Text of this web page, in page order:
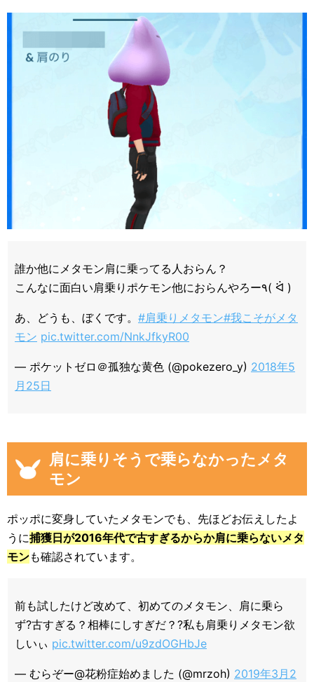
誰か他にメタモン肩に乗ってる人おらん？
こんなに面白い肩乗りポケモン他におらんやろー٩( ᐛ )
あ、どうも、ぼくです。 #肩乗りメタモン#我こそがメタ
モン pic.twitter.com/NnkJfkyR00
— ポケットゼロ＠孤独な黄色 (@pokezero_y) 2018年5
月25日
肩に乗りそうで乗らなかったメタ
モン
ポッポに変身していたメタモンでも、先ほどお伝えしたよ
うに捕獲日が2016年代で古すぎるからか肩に乗らないメタ
モンも確認されています。
前も試したけど改めて、初めてのメタモン、肩に乗ら
ず?古すぎる？相棒にしすぎだ？?私も肩乗りメタモン欲
しいぃ pic.twitter.com/u9zdOGHbJe
— むらぞー@花粉症始めました (@mrzoh) 2019年3月2